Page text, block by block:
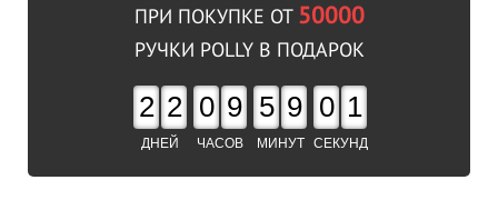
ПРИ ПОКУПКЕ ОТ 50000
РУЧКИ POLLY В ПОДАРОК
2 2
ДНЕЙ
0 9
ЧАСОВ
5 9
МИНУТ
0 1
СЕКУНД